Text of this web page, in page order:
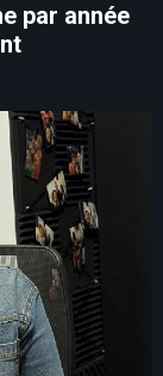
par année